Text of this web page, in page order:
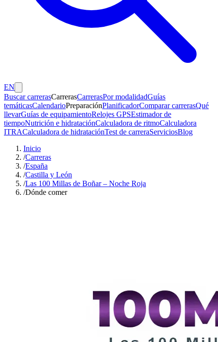
EN
Buscar carrerasCarrerasCarrerasPor modalidadGuías
temáticasCalendarioPreparaciónPlanificadorComparar carrerasQué
llevarGuías de equipamientoRelojes GPSEstimador de
tiempoNutrición e hidrataciónCalculadora de ritmoCalculadora
ITRACalculadora de hidrataciónTest de carreraServiciosBlog
Inicio
/Carreras
/España
/Castilla y León
/Las 100 Millas de Boñar – Noche Roja
/Dónde comer